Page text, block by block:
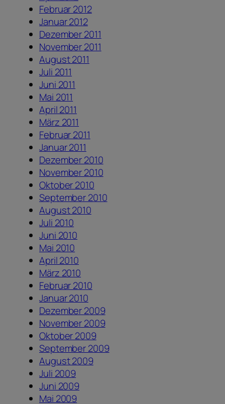
Februar 2012
Januar 2012
Dezember 2011
November 2011
August 2011
Juli 2011
Juni 2011
Mai 2011
April 2011
März 2011
Februar 2011
Januar 2011
Dezember 2010
November 2010
Oktober 2010
September 2010
August 2010
Juli 2010
Juni 2010
Mai 2010
April 2010
März 2010
Februar 2010
Januar 2010
Dezember 2009
November 2009
Oktober 2009
September 2009
August 2009
Juli 2009
Juni 2009
Mai 2009